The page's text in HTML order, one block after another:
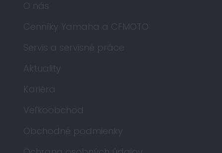
O nás
Cenníky Yamaha a CFMOTO
Servis a servisné práce
Aktuality
Kariéra
Veľkoobchod
Obchodné podmienky